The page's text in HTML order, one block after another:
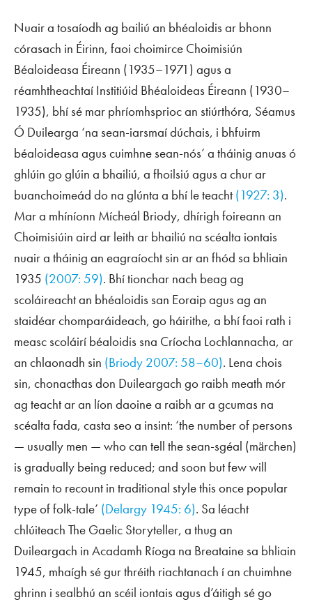
Nuair a tosaíodh ag bailiú an bhéaloidis ar bhonn
córasach in Éirinn, faoi choimirce Choimisiún
Béaloideasa Éireann (1935–1971) agus a
réamhtheachtaí Institiúid Bhéaloideas Éireann (1930–
1935), bhí sé mar phríomhsprioc an stiúrthóra, Séamus
Ó Duilearga ‘na sean-iarsmaí dúchais, i bhfuirm
béaloideasa agus cuimhne sean-nós’ a tháinig anuas ó
ghlúin go glúin a bhailiú, a fhoilsiú agus a chur ar
buanchoimeád do na glúnta a bhí le teacht (1927: 3).
Mar a mhíníonn Mícheál Briody, dhírigh foireann an
Choimisiúin aird ar leith ar bhailiú na scéalta iontais
nuair a tháinig an eagraíocht sin ar an fhód sa bhliain
1935 (2007: 59). Bhí tionchar nach beag ag
scoláireacht an bhéaloidis san Eoraip agus ag an
staidéar chomparáideach, go háirithe, a bhí faoi rath i
measc scoláirí béaloidis sna Críocha Lochlannacha, ar
an chlaonadh sin (Briody 2007: 58–60). Lena chois
sin, chonacthas don Duileargach go raibh meath mór
ag teacht ar an líon daoine a raibh ar a gcumas na
scéalta fada, casta seo a insint: ‘the number of persons
— usually men — who can tell the sean-sgéal (märchen)
is gradually being reduced; and soon but few will
remain to recount in traditional style this once popular
type of folk-tale’ (Delargy 1945: 6). Sa léacht
chlúiteach The Gaelic Storyteller, a thug an
Duileargach in Acadamh Ríoga na Breataine sa bhliain
1945, mhaígh sé gur thréith riachtanach í an chuimhne
ghrinn i sealbhú an scéil iontais agus d’áitigh sé go